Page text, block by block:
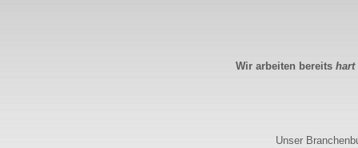
Wir arbeiten bereits hart
Unser